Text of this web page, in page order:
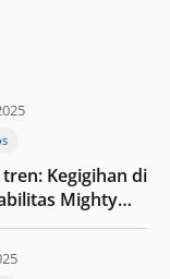
Kegigihan di
Mighty